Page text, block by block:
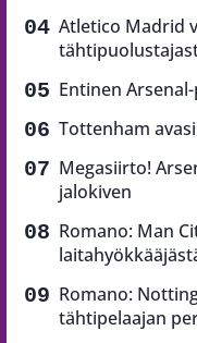
Atletico Madrid
Entinen
Tottenham
Megasiirto!
jalokiven
Romano: Man
Romano:
tähtipelaajan